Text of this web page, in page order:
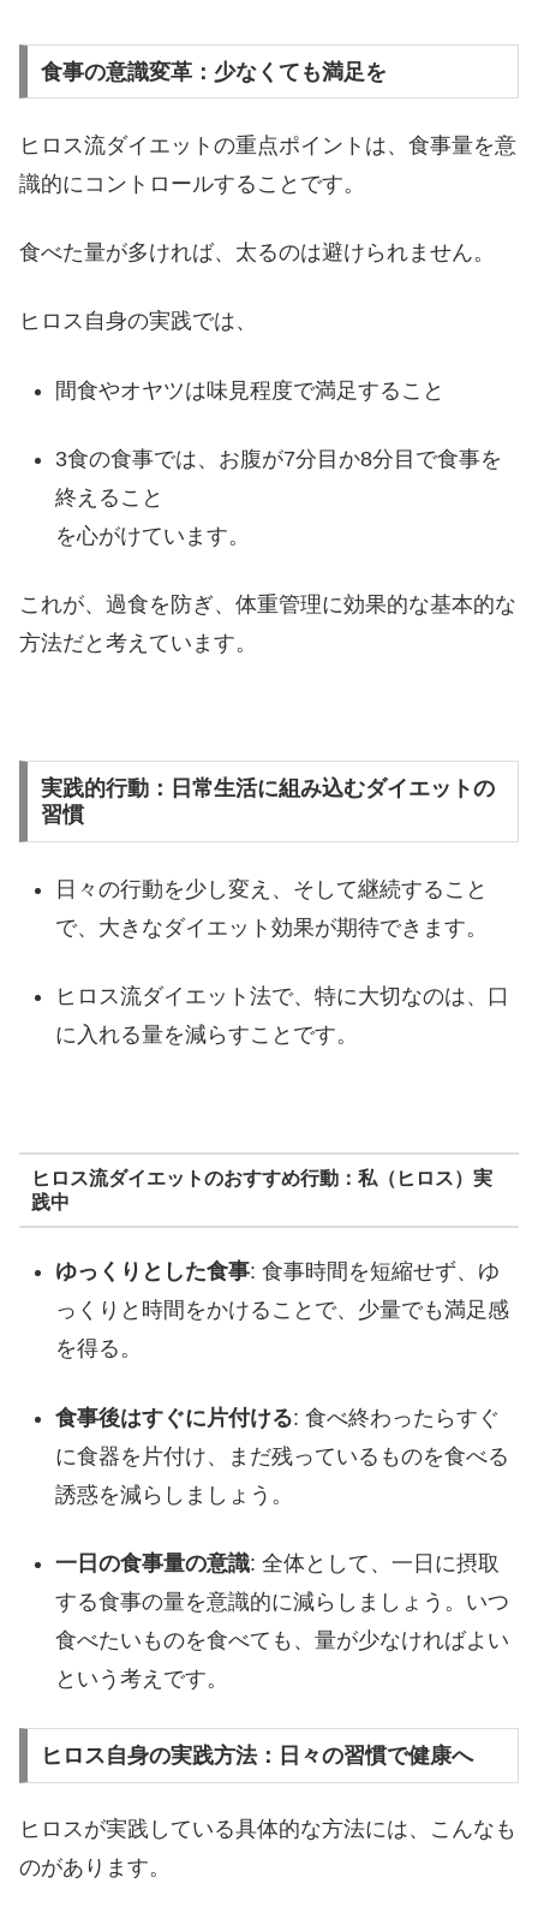
食事の意識変革：少なくても満足を
ヒロス流ダイエットの重点ポイントは、食事量を意
識的にコントロールすることです。
食べた量が多ければ、太るのは避けられません。
ヒロス自身の実践では、
間食やオヤツは味見程度で満足すること
3食の食事では、お腹が7分目か8分目で食事を
終えること
を心がけています。
これが、過食を防ぎ、体重管理に効果的な基本的な
方法だと考えています。
実践的行動：日常生活に組み込むダイエットの
習慣
日々の行動を少し変え、そして継続すること
で、大きなダイエット効果が期待できます。
ヒロス流ダイエット法で、特に大切なのは、口
に入れる量を減らすことです。
ヒロス流ダイエットのおすすめ行動：私（ヒロス）実
践中
ゆっくりとした食事: 食事時間を短縮せず、ゆ
っくりと時間をかけることで、少量でも満足感
を得る。
食事後はすぐに片付ける: 食べ終わったらすぐ
に食器を片付け、まだ残っているものを食べる
誘惑を減らしましょう。
一日の食事量の意識: 全体として、一日に摂取
する食事の量を意識的に減らしましょう。いつ
食べたいものを食べても、量が少なければよい
という考えです。
ヒロス自身の実践方法：日々の習慣で健康へ
ヒロスが実践している具体的な方法には、こんなも
のがあります。